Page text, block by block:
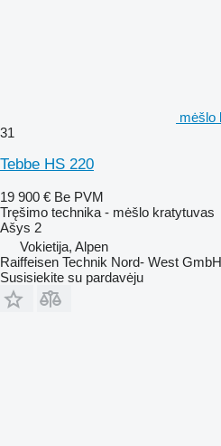
mėšlo
31
Tebbe HS 220
19 900 € Be PVM
Tręšimo technika - mėšlo kratytuvas
Ašys 2
Vokietija, Alpen
Raiffeisen Technik Nord- West GmbH
Susisiekite su pardavėju